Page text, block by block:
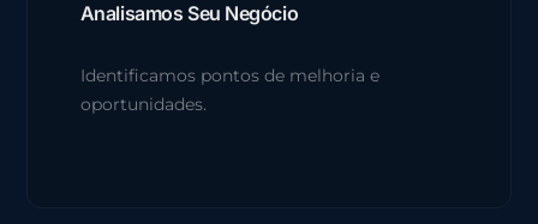
Analisamos Seu Negócio
Identificamos pontos de melhoria e
oportunidades.